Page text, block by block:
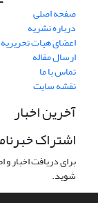
صفحه اصلی
درباره نشریه
اعضای هیات تحریریه
ارسال مقاله
تماس با ما
نقشه سایت
آخرین اخبار
اشتراک
برای دریافت اخبار
شوید.